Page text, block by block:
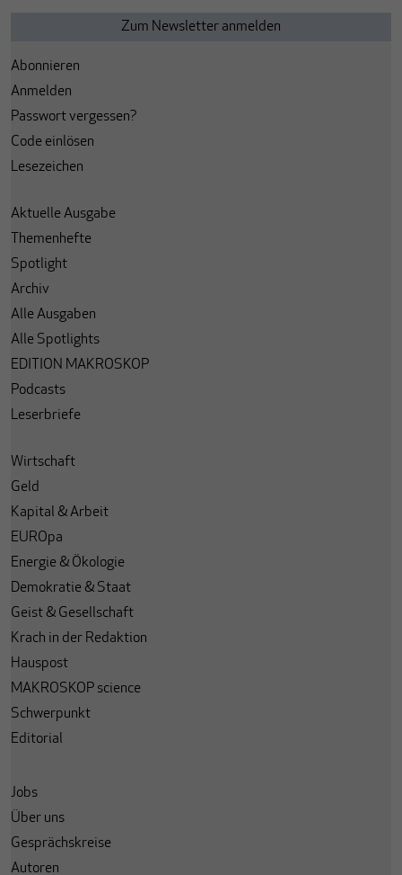
Abonnieren
Anmelden
Passwort vergessen?
Code einlösen
Lesezeichen
Aktuelle Ausgabe
Themenhefte
Spotlight
Archiv
Alle Ausgaben
Alle Spotlights
EDITION MAKROSKOP
Podcasts
Leserbriefe
Wirtschaft
Geld
Kapital & Arbeit
EUROpa
Energie & Ökologie
Demokratie & Staat
Geist & Gesellschaft
Krach in der Redaktion
Hauspost
MAKROSKOP science
Schwerpunkt
Editorial
Jobs
Über uns
Gesprächskreise
Autoren